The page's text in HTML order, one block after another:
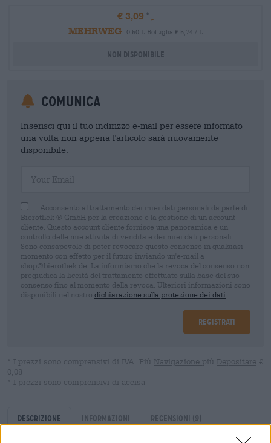
€ 3,09
MEHRWEG
0,50 L Bottiglia € 5,74 / L
Non disponibile
Comunica
Inserisci qui il tuo indirizzo e-mail per essere informato
una volta non appena l'articolo sarà nuovamente
disponibile.
Acconsento al trattamento dei miei dati personali da parte di
Bierothek ® GmbH per la creazione e la gestione di un account
cliente. Questo account cliente fornisce una panoramica e un
controllo delle mie attività di vendita e dei miei dati personali.
Sono consapevole di poter revocare questo consenso in qualsiasi
momento con effetto per il futuro inviando un'e-mail a
shop@bierothek.de. La informiamo che la revoca del consenso non
pregiudica la liceità del trattamento effettuato sulla base del suo
consenso fino al momento della revoca. Ulteriori informazioni sono
disponibili nel nostro dichiarazione sulla protezione dei dati
Registrati
* I prezzi sono comprensivi di IVA. Più Navigazione più Depositare €
0,08
* I prezzi sono comprensivi di accisa
Descrizione Informazioni Recensioni (9)